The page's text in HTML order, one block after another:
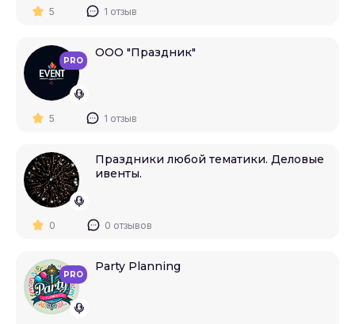
5 1 отзыв
PRO
ООО "Праздник"
5 1 отзыв
Праздники любой тематики. Деловые
ивенты.
0 0 отзывов
PRO
Party Planning